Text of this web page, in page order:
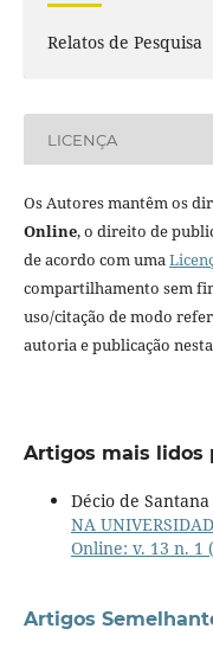
Relatos de Pesquisa
LICENÇA
Os Autores mantêm os
Online, o direito de
de acordo com uma
compartilhamento sem
uso/citação de modo
autoria e publicação
Artigos mais lidos
Décio de
NA
Online: v. 13 n. 1
Artigos